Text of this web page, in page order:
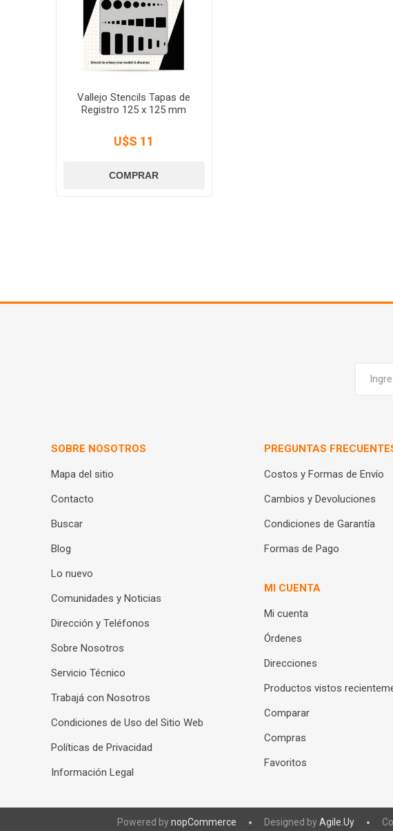
Vallejo Stencils Tapas de
Registro 125 x 125 mm
U$S 11
SOBRE NOSOTROS
Mapa del sitio
Contacto
Buscar
Blog
Lo nuevo
Comunidades y Noticias
Dirección y Teléfonos
Sobre Nosotros
Servicio Técnico
Trabajá con Nosotros
Condiciones de Uso del Sitio Web
Políticas de Privacidad
Información Legal
PREGUNTAS
Costos y Formas de Envío
Cambios y Devoluciones
Condiciones de Garantía
Formas de Pago
MI CUENTA
Mi cuenta
Órdenes
Direcciones
Productos vistos
Comparar
Compras
Favoritos
Powered bynopCommerce Designed byAgile.Uy